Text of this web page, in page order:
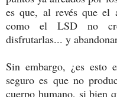
es que, al revés que el
como el LSD no
disfrutarlas... y
Sin embargo, ¿es esto
seguro es que no
cuerpo humano, si bien